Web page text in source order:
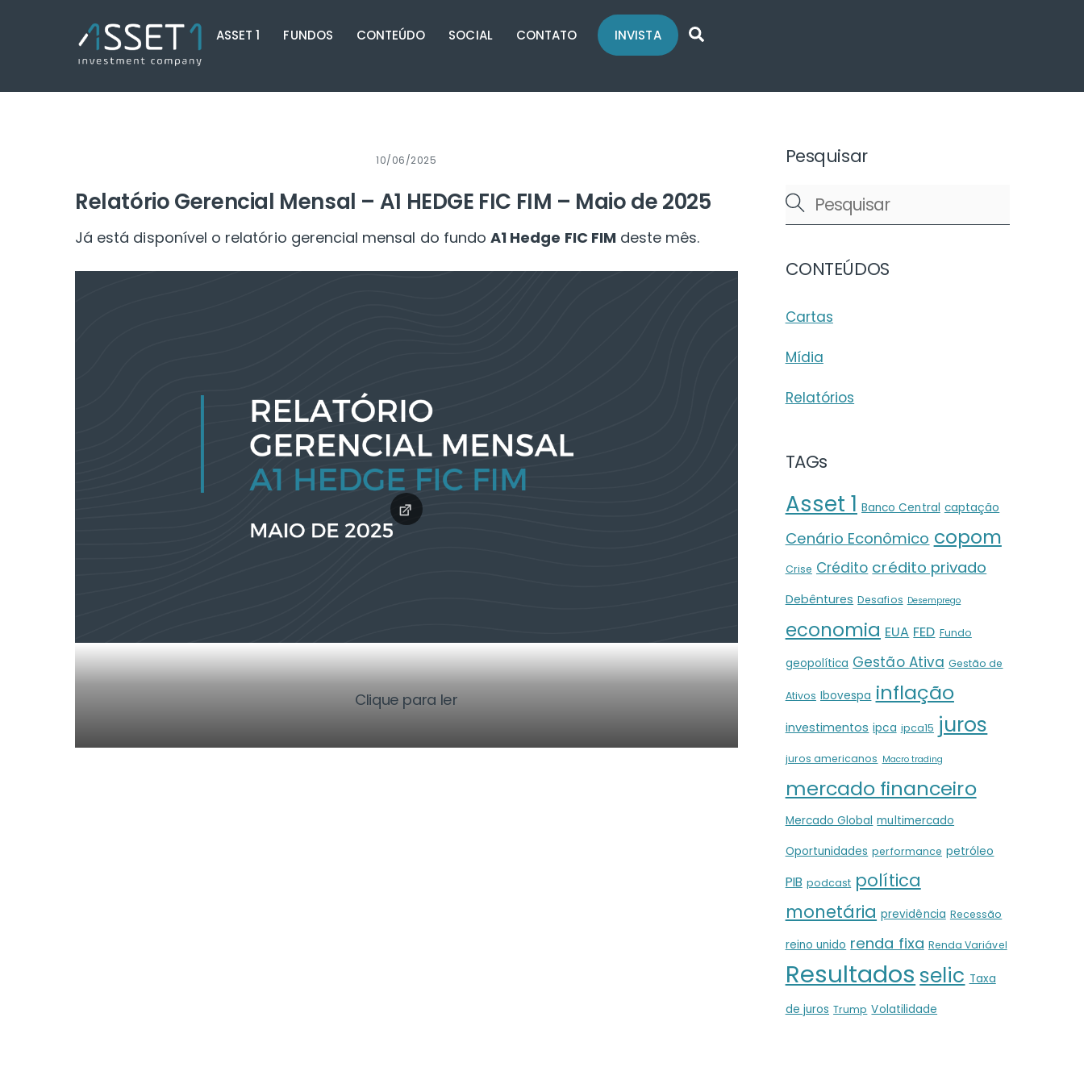
Search
ASSET 1 FUNDOS CONTEÚDO SOCIAL CONTATO INVISTA
10/06/2025
Relatório Gerencial Mensal – A1 HEDGE FIC FIM – Maio de 2025
Já está disponível o relatório gerencial mensal do fundoA1 Hedge FIC FIMdeste mês.
Clique para ler
Pesquisar
CONTEÚDOS
Cartas
Mídia
Relatórios
TAGs
Asset 1 Banco Central captação
Cenário Econômico copom
Crise Crédito crédito privado
Debêntures Desafios Desemprego
economia EUA FED Fundo
geopolítica Gestão Ativa Gestão de
Ativos Ibovespa inflação
investimentos ipca ipca15 juros
juros americanos Macro trading
mercado financeiro
Mercado Global multimercado
Oportunidades performance petróleo
PIB podcast política
monetária previdência Recessão
reino unido renda fixa Renda Variável
Resultados selic Taxa
de juros Trump Volatilidade